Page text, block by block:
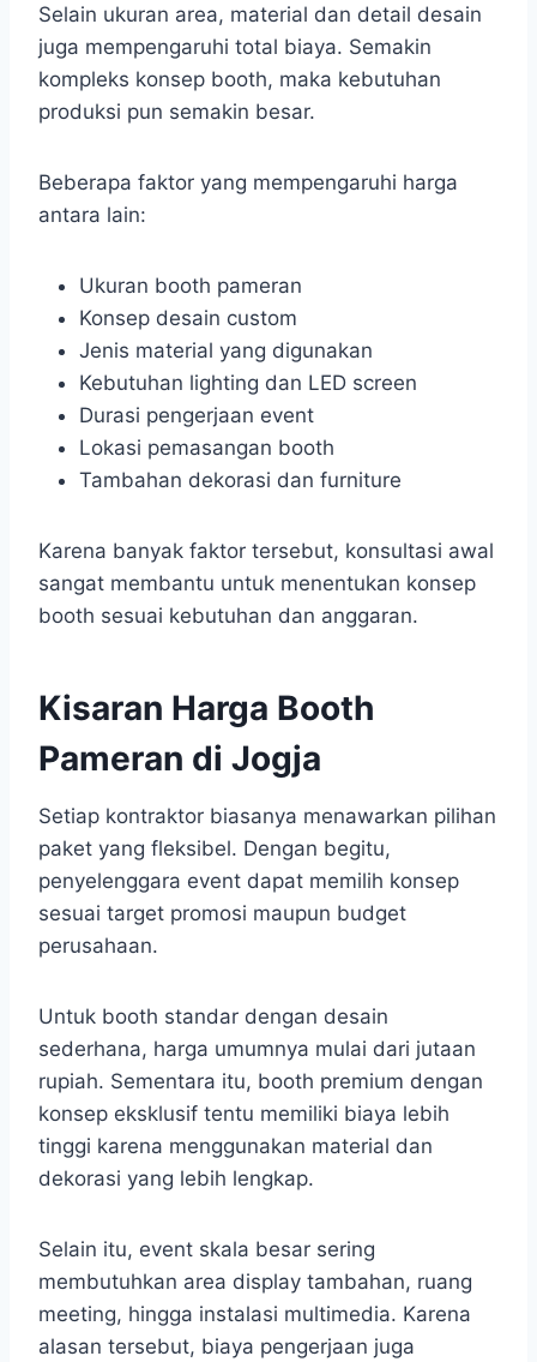
Selain ukuran area, material dan detail desain
juga mempengaruhi total biaya. Semakin
kompleks konsep booth, maka kebutuhan
produksi pun semakin besar.
Beberapa faktor yang mempengaruhi harga
antara lain:
Ukuran booth pameran
Konsep desain custom
Jenis material yang digunakan
Kebutuhan lighting dan LED screen
Durasi pengerjaan event
Lokasi pemasangan booth
Tambahan dekorasi dan furniture
Karena banyak faktor tersebut, konsultasi awal
sangat membantu untuk menentukan konsep
booth sesuai kebutuhan dan anggaran.
Kisaran Harga Booth
Pameran di Jogja
Setiap kontraktor biasanya menawarkan pilihan
paket yang fleksibel. Dengan begitu,
penyelenggara event dapat memilih konsep
sesuai target promosi maupun budget
perusahaan.
Untuk booth standar dengan desain
sederhana, harga umumnya mulai dari jutaan
rupiah. Sementara itu, booth premium dengan
konsep eksklusif tentu memiliki biaya lebih
tinggi karena menggunakan material dan
dekorasi yang lebih lengkap.
Selain itu, event skala besar sering
membutuhkan area display tambahan, ruang
meeting, hingga instalasi multimedia. Karena
alasan tersebut, biaya pengerjaan juga